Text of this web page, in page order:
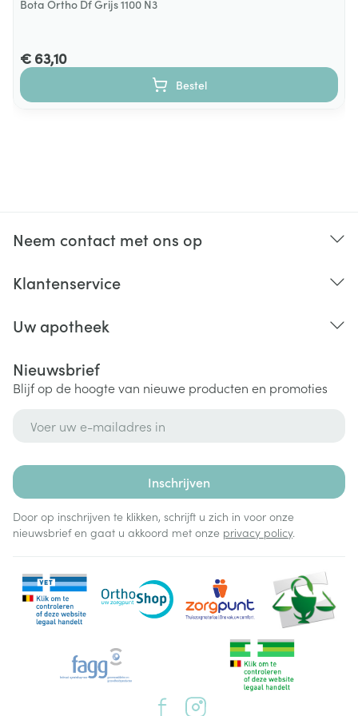
Bota Ortho Df Grijs 1100 N3
€ 63,10
Bestel
Neem contact met ons op
Klantenservice
Uw apotheek
Nieuwsbrief
Blijf op de hoogte van nieuwe producten en promoties
Inschrijven
Door op inschrijven te klikken, schrijft u zich in voor onze
nieuwsbrief en gaat u akkoord met onze privacy policy.